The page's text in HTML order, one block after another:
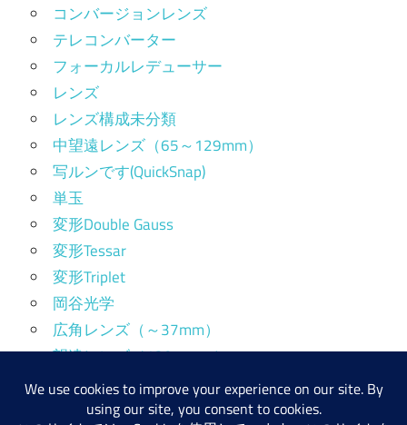
コンバージョンレンズ
テレコンバーター
フォーカルレデューサー
レンズ
レンズ構成未分類
中望遠レンズ（65～129mm）
写ルンです(QuickSnap)
単玉
変形Double Gauss
変形Tessar
変形Triplet
岡谷光学
広角レンズ（～37mm）
望遠レンズ（130mm～）
標準レンズ（38～64mm）
産業用レンズ